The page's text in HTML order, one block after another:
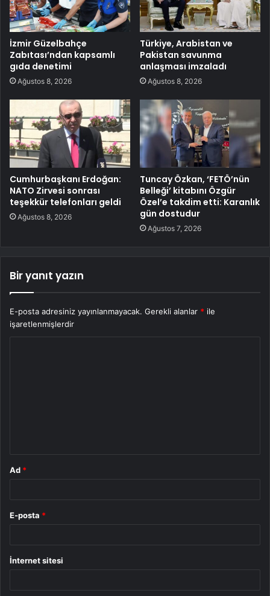
İzmir Güzelbahçe
Zabıtası’ndan kapsamlı
gıda denetimi
Ağustos 8, 2026
Türkiye, Arabistan ve
Pakistan savunma
anlaşması imzaladı
Ağustos 8, 2026
Cumhurbaşkanı Erdoğan:
NATO Zirvesi sonrası
teşekkür telefonları geldi
Ağustos 8, 2026
Tuncay Özkan, ‘FETÖ’nün
Belleği’ kitabını Özgür
Özel’e takdim etti: Karanlık
gün dostudur
Ağustos 7, 2026
Bir yanıt yazın
E-posta adresiniz yayınlanmayacak. Gerekli alanlar * ile
işaretlenmişlerdir
Ad *
E-posta *
İnternet sitesi